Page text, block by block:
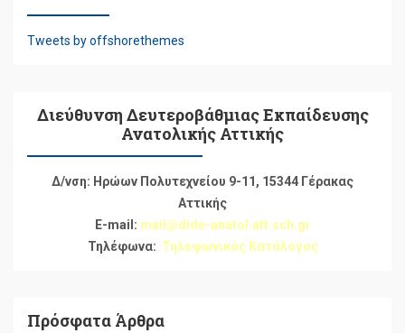
Tweets by offshorethemes
Διεύθυνση Δευτεροβάθμιας Εκπαίδευσης
Ανατολικής Αττικής
Δ/νση: Ηρώων Πολυτεχνείου 9-11, 15344 Γέρακας
Αττικής
E-mail: mail@dide-anatol.att.sch.gr
Τηλέφωνα: Τηλεφωνικός Κατάλογος
Πρόσφατα Άρθρα